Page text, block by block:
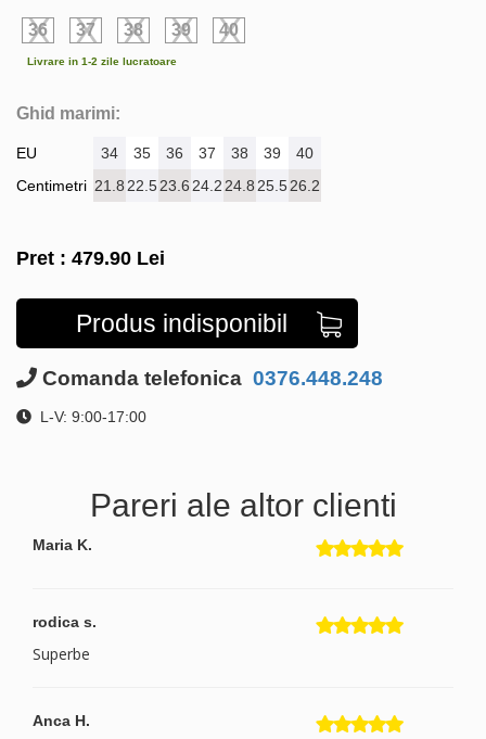
36 37 38 39 40
Livrare in 1-2 zile lucratoare
Ghid marimi:
EU
Centimetri
34 35 36 37 38 39
40
21.8 22.523.6 24.2 24.8 25.526.2
Pret : 479.90 Lei
Produs indisponibil
Comanda telefonica 0376.448.248
L-V: 9:00-17:00
Pareri ale altor clienti
Maria K.
rodica s.
Superbe
Anca H.